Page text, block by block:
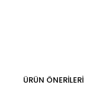
ÜRÜN ÖNERILERI